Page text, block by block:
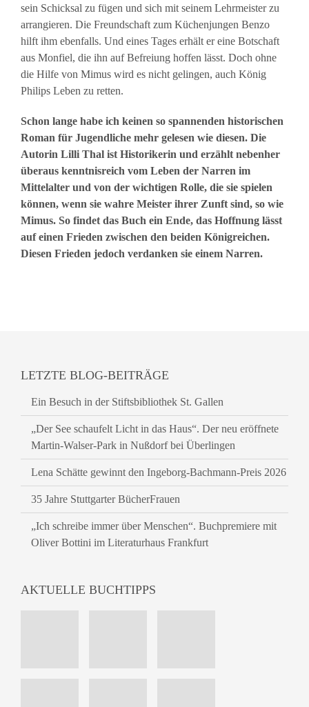
sein Schicksal zu fügen und sich mit seinem Lehrmeister zu
arrangieren. Die Freundschaft zum Küchenjungen Benzo
hilft ihm ebenfalls. Und eines Tages erhält er eine Botschaft
aus Monfiel, die ihn auf Befreiung hoffen lässt. Doch ohne
die Hilfe von Mimus wird es nicht gelingen, auch König
Philips Leben zu retten.
Schon lange habe ich keinen so spannenden historischen
Roman für Jugendliche mehr gelesen wie diesen. Die
Autorin Lilli Thal ist Historikerin und erzählt nebenher
überaus kenntnisreich vom Leben der Narren im
Mittelalter und von der wichtigen Rolle, die sie spielen
können, wenn sie wahre Meister ihrer Zunft sind, so wie
Mimus. So findet das Buch ein Ende, das Hoffnung lässt
auf einen Frieden zwischen den beiden Königreichen.
Diesen Frieden jedoch verdanken sie einem Narren.
LETZTE BLOG-BEITRÄGE
Ein Besuch in der Stiftsbibliothek St. Gallen
„Der See schaufelt Licht in das Haus“. Der neu eröffnete
Martin-Walser-Park in Nußdorf bei Überlingen
Lena Schätte gewinnt den Ingeborg-Bachmann-Preis 2026
35 Jahre Stuttgarter BücherFrauen
„Ich schreibe immer über Menschen“. Buchpremiere mit
Oliver Bottini im Literaturhaus Frankfurt
AKTUELLE BUCHTIPPS